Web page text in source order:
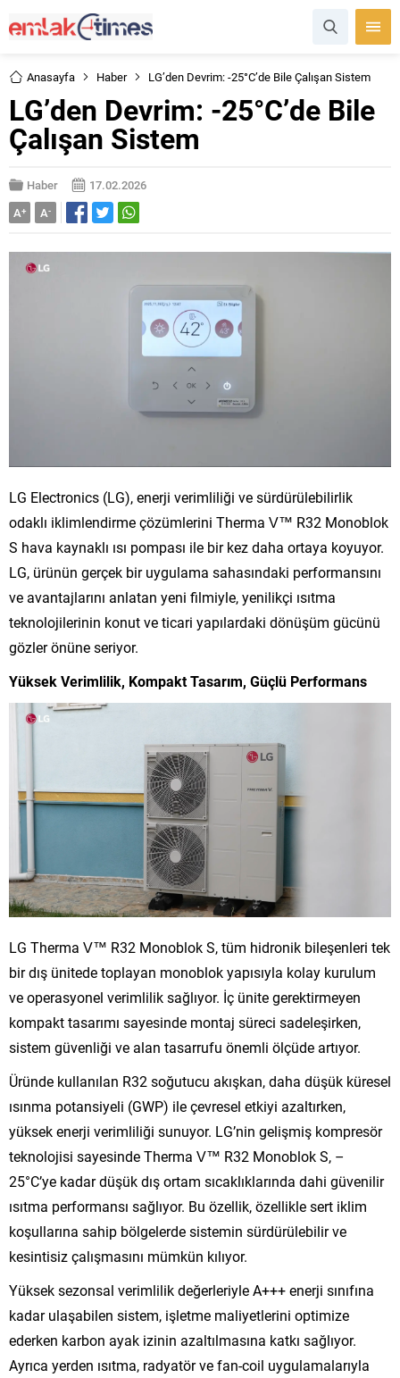
Anasayfa Haber LG’den Devrim: -25°C’de Bile Çalışan Sistem
LG’den Devrim: -25°C’de Bile
Çalışan Sistem
Haber
17.02.2026
A+ A-
LG Electronics (LG), enerji verimliliği ve sürdürülebilirlik
odaklı iklimlendirme çözümlerini Therma V™ R32 Monoblok
S hava kaynaklı ısı pompası ile bir kez daha ortaya koyuyor.
LG, ürünün gerçek bir uygulama sahasındaki performansını
ve avantajlarını anlatan yeni filmiyle, yenilikçi ısıtma
teknolojilerinin konut ve ticari yapılardaki dönüşüm gücünü
gözler önüne seriyor.
Yüksek Verimlilik, Kompakt Tasarım, Güçlü Performans
LG Therma V™ R32 Monoblok S, tüm hidronik bileşenleri tek
bir dış ünitede toplayan monoblok yapısıyla kolay kurulum
ve operasyonel verimlilik sağlıyor. İç ünite gerektirmeyen
kompakt tasarımı sayesinde montaj süreci sadeleşirken,
sistem güvenliği ve alan tasarrufu önemli ölçüde artıyor.
Üründe kullanılan R32 soğutucu akışkan, daha düşük küresel
ısınma potansiyeli (GWP) ile çevresel etkiyi azaltırken,
yüksek enerji verimliliği sunuyor. LG’nin gelişmiş kompresör
teknolojisi sayesinde Therma V™ R32 Monoblok S, –
25°C’ye kadar düşük dış ortam sıcaklıklarında dahi güvenilir
ısıtma performansı sağlıyor. Bu özellik, özellikle sert iklim
koşullarına sahip bölgelerde sistemin sürdürülebilir ve
kesintisiz çalışmasını mümkün kılıyor.
Yüksek sezonsal verimlilik değerleriyle A+++ enerji sınıfına
kadar ulaşabilen sistem, işletme maliyetlerini optimize
ederken karbon ayak izinin azaltılmasına katkı sağlıyor.
Ayrıca yerden ısıtma, radyatör ve fan-coil uygulamalarıyla